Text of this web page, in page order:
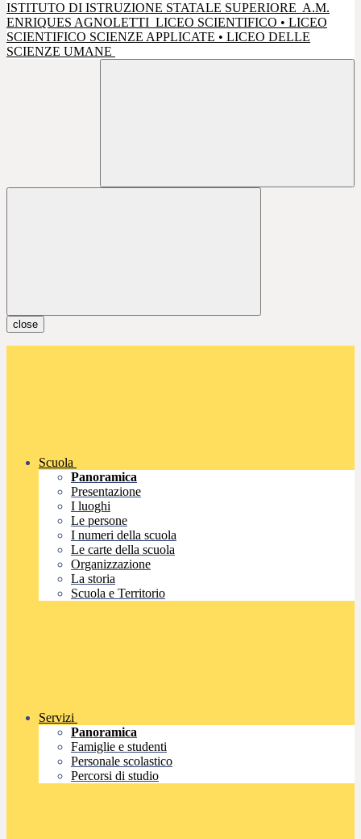
ISTITUTO DI ISTRUZIONE STATALE SUPERIORE A.M.
ENRIQUES AGNOLETTI LICEO SCIENTIFICO • LICEO
SCIENTIFICO SCIENZE APPLICATE • LICEO DELLE
SCIENZE UMANE
close
Scuola
Panoramica
Presentazione
I luoghi
Le persone
I numeri della scuola
Le carte della scuola
Organizzazione
La storia
Scuola e Territorio
Servizi
Panoramica
Famiglie e studenti
Personale scolastico
Percorsi di studio